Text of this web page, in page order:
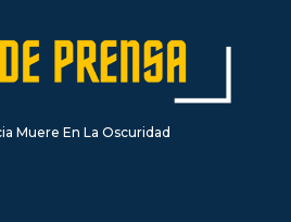
Muere En La Oscuridad